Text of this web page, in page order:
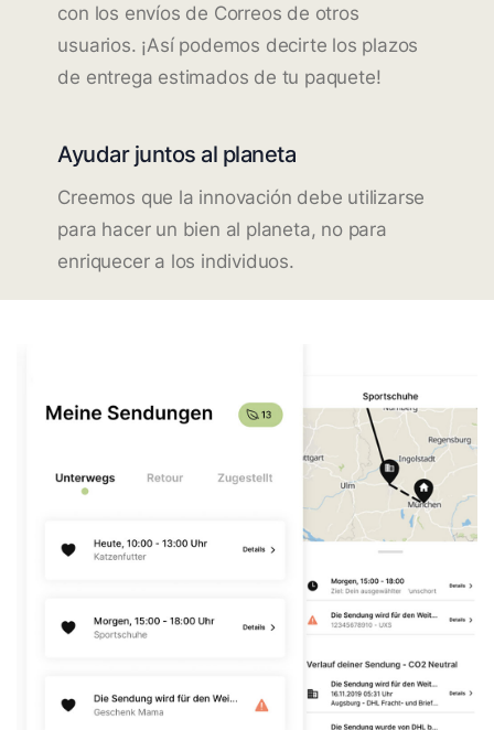
con los envíos de Correos de otros
usuarios. ¡Así podemos decirte los plazos
de entrega estimados de tu paquete!
Ayudar juntos al planeta
Creemos que la innovación debe utilizarse
para hacer un bien al planeta, no para
enriquecer a los individuos.